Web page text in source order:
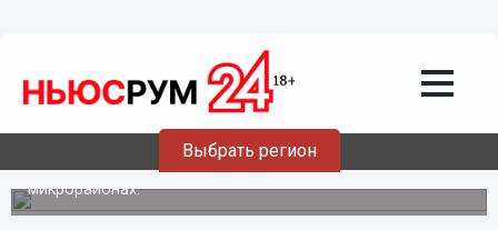
Выбрать регион
Ночные дрифтеры мешают спать
жителям крупного ЖК в Нижнем
Новгороде
Шум мотора и визги шин слышны в нескольких
микрорайонах.